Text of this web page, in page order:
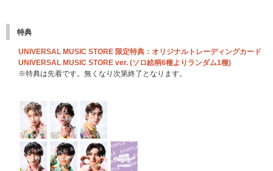
特典
UNIVERSAL MUSIC STORE 限定特典：オリジナルトレーディングカード
UNIVERSAL MUSIC STORE ver. (ソロ絵柄6種よりランダム1種)
※特典は先着です。無くなり次第終了となります。